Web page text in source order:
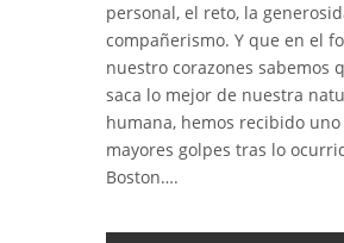
personal, el reto, la
compañerismo. Y que en el
nuestro corazones sabemos
saca lo mejor de nuestra
humana, hemos recibido uno
mayores golpes tras lo
Boston….